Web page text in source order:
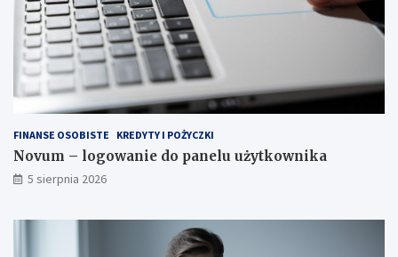
FINANSE OSOBISTE KREDYTY I POŻYCZKI
Novum – logowanie do panelu użytkownika
5 sierpnia 2026